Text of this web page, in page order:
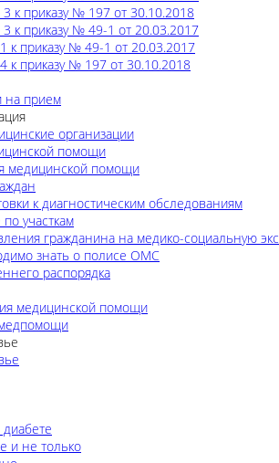
к приказу № 197 от 30.10.2018
к приказу № 49-1 от 20.03.2017
приказу № 49-1 от 20.03.2017
приказу № 197 от 30.10.2018
на прием
организации
помощи
медицинской помощи
к диагностическим обследованиям
участкам
гражданина на медико-социальную
знать о полисе ОМС
распорядка
медицинской помощи
и не только